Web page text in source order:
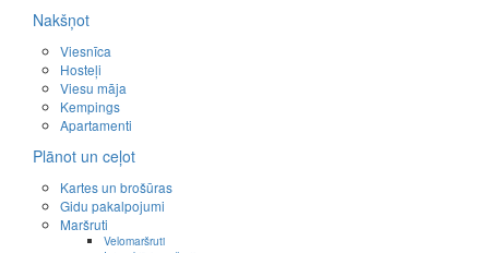
Nakšņot
Viesnīca
Hosteļi
Viesu māja
Kempings
Apartamenti
Plānot un ceļot
Kartes un brošūras
Gidu pakalpojumi
Maršruti
Velomaršruti